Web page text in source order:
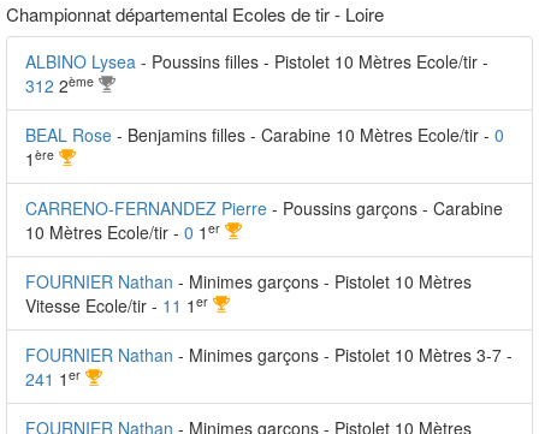
Championnat départemental Ecoles de tir - Loire
ALBINO Lysea - Poussins filles - Pistolet 10 Mètres Ecole/tir -
312 2ème
BEAL Rose - Benjamins filles - Carabine 10 Mètres Ecole/tir - 0
1 ère
CARRENO-FERNANDEZ Pierre - Poussins garçons - Carabine
10 Mètres Ecole/tir - 0 1 er
FOURNIER Nathan - Minimes garçons - Pistolet 10 Mètres
Vitesse Ecole/tir - 11 1 er
FOURNIER Nathan - Minimes garçons - Pistolet 10 Mètres 3-7 -
241 1 er
FOURNIER Nathan - Minimes garçons - Pistolet 10 Mètres